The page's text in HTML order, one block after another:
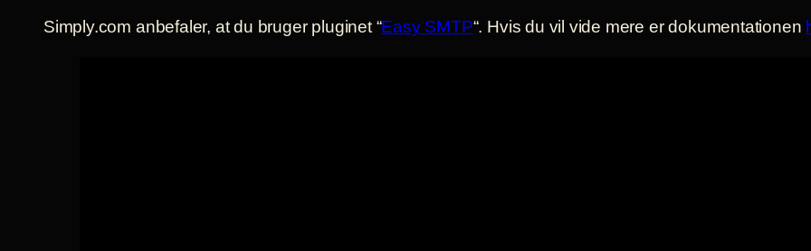
Simply.com anbefaler, at du bruger pluginet “Easy SMTP“. Hvis du vil vide mere er dokumentationen